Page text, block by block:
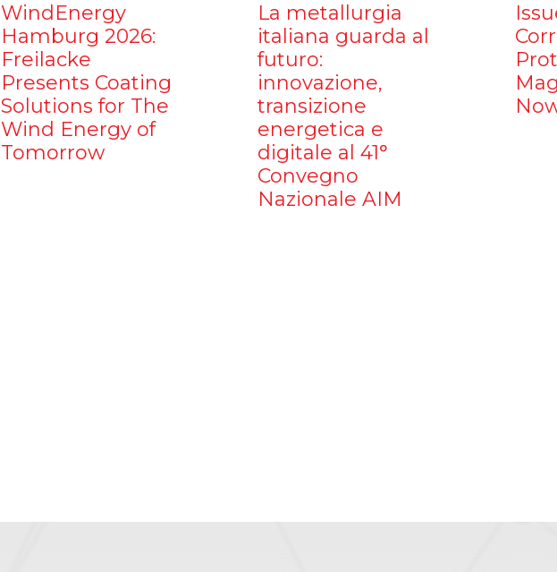
WindEnergy
Hamburg 2026:
Freilacke
Presents Coating
Solutions for The
Wind Energy of
Tomorrow
La metallurgia
italiana guarda al
futuro:
innovazione,
transizione
energetica e
digitale al 41°
Convegno
Nazionale AIM